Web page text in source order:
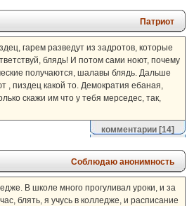
Патриот
гарем разведут из задротов, которые
блядь! И потом сами ноют, почему
получаются, шалавы блядь. Дальше
, пиздец какой то. Демократия ебаная,
скажи им что у тебя мерседес, так,
комментарии [14]
Соблюдаю анонимность
В школе много прогуливал уроки, и за
блять, я учусь в колледже, и расписание